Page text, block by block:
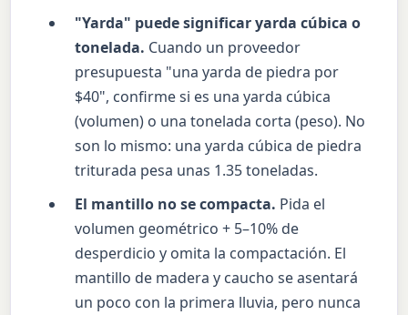
"Yarda" puede significar yarda cúbica o
tonelada. Cuando un proveedor
presupuesta "una yarda de piedra por
$40", confirme si es una yarda cúbica
(volumen) o una tonelada corta (peso). No
son lo mismo: una yarda cúbica de piedra
triturada pesa unas 1.35 toneladas.
El mantillo no se compacta. Pida el
volumen geométrico + 5–10% de
desperdicio y omita la compactación. El
mantillo de madera y caucho se asentará
un poco con la primera lluvia, pero nunca